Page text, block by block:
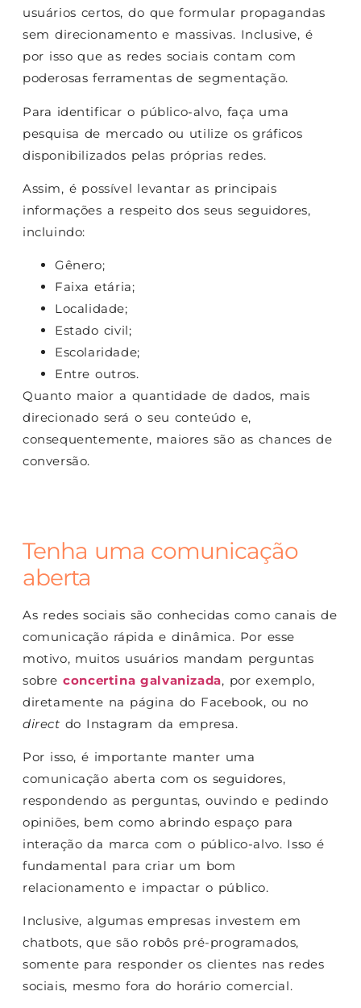
usuários certos, do que formular propagandas
sem direcionamento e massivas. Inclusive, é
por isso que as redes sociais contam com
poderosas ferramentas de segmentação.
Para identificar o público-alvo, faça uma
pesquisa de mercado ou utilize os gráficos
disponibilizados pelas próprias redes.
Assim, é possível levantar as principais
informações a respeito dos seus seguidores,
incluindo:
Gênero;
Faixa etária;
Localidade;
Estado civil;
Escolaridade;
Entre outros.
Quanto maior a quantidade de dados, mais
direcionado será o seu conteúdo e,
consequentemente, maiores são as chances de
conversão.
Tenha uma comunicação
aberta
As redes sociais são conhecidas como canais de
comunicação rápida e dinâmica. Por esse
motivo, muitos usuários mandam perguntas
sobreconcertina galvanizada, por exemplo,
diretamente na página do Facebook, ou no
direct do Instagram da empresa.
Por isso, é importante manter uma
comunicação aberta com os seguidores,
respondendo as perguntas, ouvindo e pedindo
opiniões, bem como abrindo espaço para
interação da marca com o público-alvo. Isso é
fundamental para criar um bom
relacionamento e impactar o público.
Inclusive, algumas empresas investem em
chatbots, que são robôs pré-programados,
somente para responder os clientes nas redes
sociais, mesmo fora do horário comercial.